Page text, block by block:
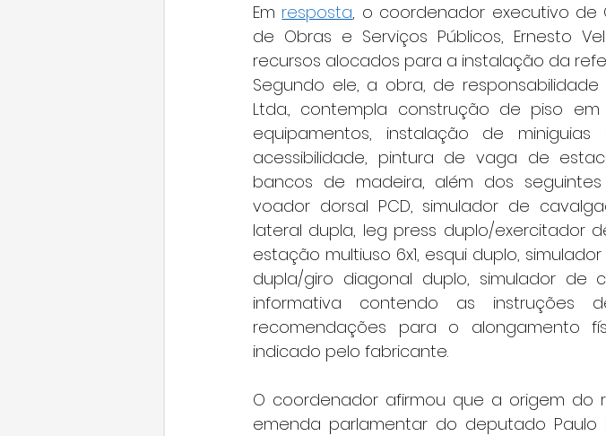
Em resposta, o coordenador executivo de
de Obras e Serviços Públicos, Ernesto
recursos alocados para a instalação da
Segundo ele, a obra, de
Ltda., contempla construção de piso
equipamentos, instalação de
acessibilidade, pintura de vaga de
bancos de madeira, além dos
voador dorsal PCD, simulador de
lateral dupla, leg press duplo/exercitador
estação multiuso 6x1, esqui duplo,
dupla/giro diagonal duplo, simulador de
informativa contendo as
recomendações para o alongamento
indicado pelo fabricante.
O coordenador afirmou que a origem do
emenda parlamentar do deputado